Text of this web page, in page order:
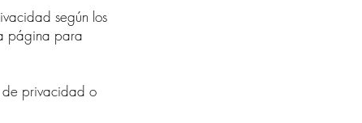
según los
página para
de privacidad o